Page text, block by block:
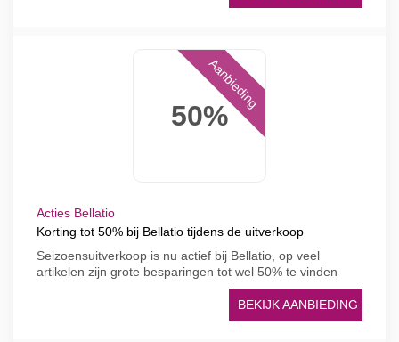
50%
Aanbieding
Acties Bellatio
Korting tot 50% bij Bellatio tijdens de uitverkoop
Seizoensuitverkoop is nu actief bij Bellatio, op veel
artikelen zijn grote besparingen tot wel 50% te vinden
BEKIJK AANBIEDING